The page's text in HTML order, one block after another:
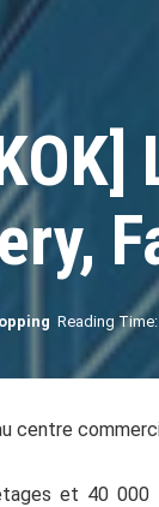
Reading
centre
et 40 000